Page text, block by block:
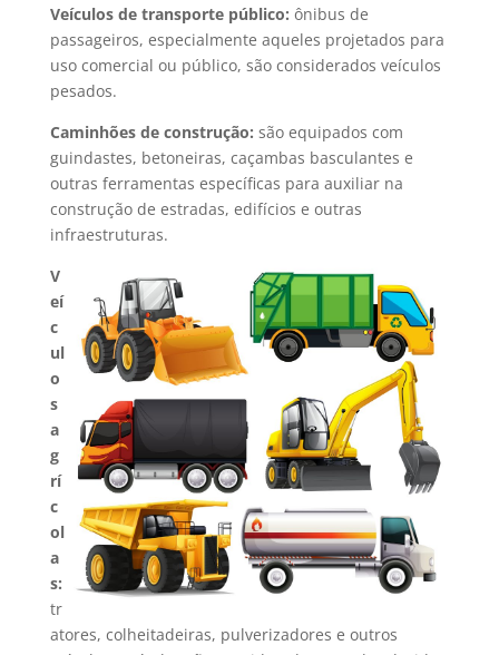
Veículos de transporte público: ônibus de
passageiros, especialmente aqueles projetados para
uso comercial ou público, são considerados veículos
pesados.
Caminhões de construção: são equipados com
guindastes, betoneiras, caçambas basculantes e
outras ferramentas específicas para auxiliar na
construção de estradas, edifícios e outras
infraestruturas.
V
eí
c
ul
o
s
a
g
rí
c
ol
a
s:
tr
atores, colheitadeiras, pulverizadores e outros